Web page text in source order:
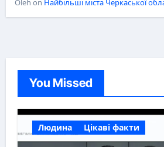
Oleh on Найбільші міста Черкаської
You Missed
Людина Цікаві факти